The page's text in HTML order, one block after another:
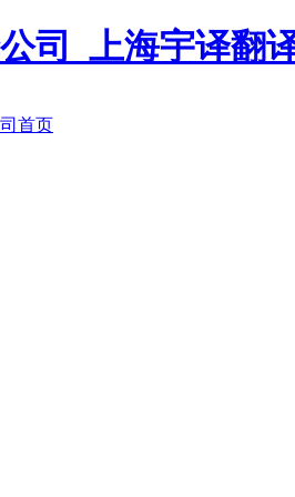
司_上海宇译翻
首页